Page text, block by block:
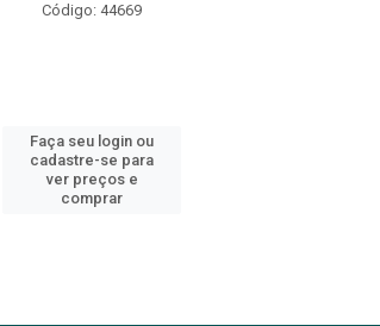
Código: 44669
Faça seu login ou
cadastre-se para
ver preços e
comprar